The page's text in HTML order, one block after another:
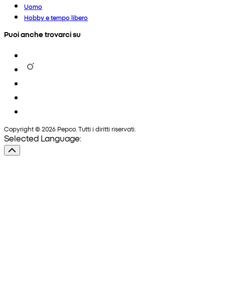
Uomo
Hobby e tempo libero
Puoi anche trovarci su
Copyright © 2026 Pepco. Tutti i diritti riservati.
Selected Language: